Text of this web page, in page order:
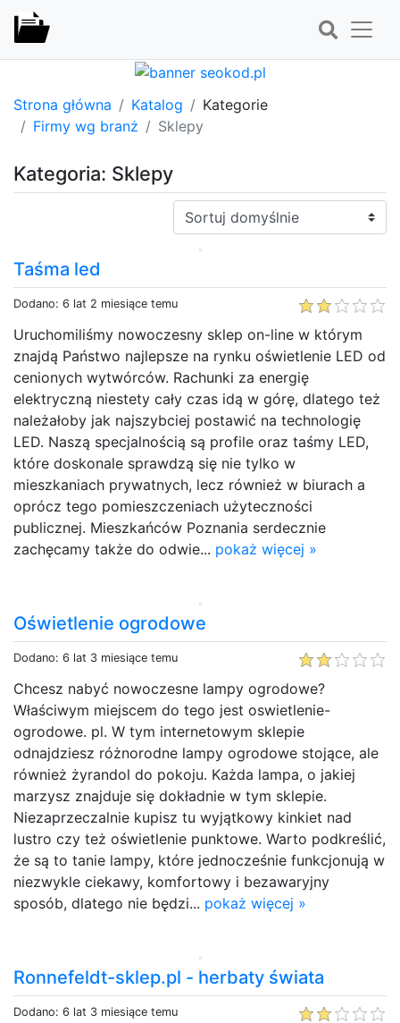
Strona główna Katalog
Kategorie
Firmy wg branż
Sklepy
Kategoria: Sklepy
Sortuj:
Taśma led
Dodano: 6 lat 2 miesiące temu
Uruchomiliśmy nowoczesny sklep on-line w którym
znajdą Państwo najlepsze na rynku oświetlenie LED od
cenionych wytwórców. Rachunki za energię
elektryczną niestety cały czas idą w górę, dlatego też
należałoby jak najszybciej postawić na technologię
LED. Naszą specjalnością są profile oraz taśmy LED,
które doskonale sprawdzą się nie tylko w
mieszkaniach prywatnych, lecz również w biurach a
oprócz tego pomieszczeniach użyteczności
publicznej. Mieszkańców Poznania serdecznie
zachęcamy także do odwie... pokaż więcej »
Oświetlenie ogrodowe
Dodano: 6 lat 3 miesiące temu
Chcesz nabyć nowoczesne lampy ogrodowe?
Właściwym miejscem do tego jest oswietlenie-
ogrodowe. pl. W tym internetowym sklepie
odnajdziesz różnorodne lampy ogrodowe stojące, ale
również żyrandol do pokoju. Każda lampa, o jakiej
marzysz znajduje się dokładnie w tym sklepie.
Niezaprzeczalnie kupisz tu wyjątkowy kinkiet nad
lustro czy też oświetlenie punktowe. Warto podkreślić,
że są to tanie lampy, które jednocześnie funkcjonują w
niezwykle ciekawy, komfortowy i bezawaryjny
sposób, dlatego nie będzi... pokaż więcej »
Ronnefeldt-sklep.pl - herbaty świata
Dodano: 6 lat 3 miesiące temu